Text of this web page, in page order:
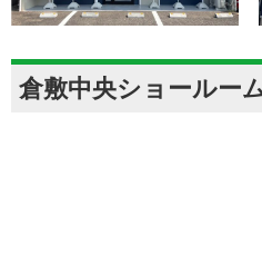
倉敷中央ショールー